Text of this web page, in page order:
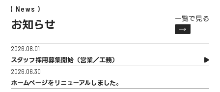
News
お知らせ
一覧で見る
2026.08.01
スタッフ採用募集開始（営業／工務）
2026.06.30
ホームページをリニューアルしました。